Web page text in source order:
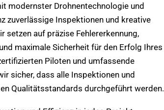
modernster Drohnentechnologie und
zuverlässige Inspektionen und kreative
setzen auf präzise Fehlererkennung,
maximale Sicherheit für den Erfolg Ihres
Piloten und umfassende
sicher, dass alle Inspektionen und
Qualitätsstandards durchgeführt werden.